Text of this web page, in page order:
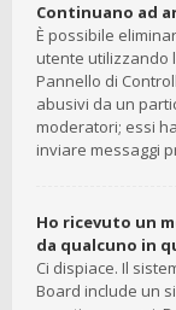
Continuano ad
È possibile
utente utilizzando
Pannello di
abusivi da un
moderatori; essi
inviare messaggi
Ho ricevuto un
da qualcuno in
Ci dispiace. Il
Board include un